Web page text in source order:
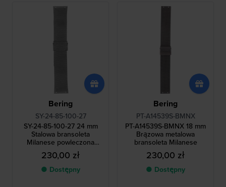
Bering
SY-24-85-100-27
SY-24-85-100-27 24 mm
Stalowa bransoleta
Milanese powleczona
ołowiem
230,00 zł
● Dostępny
Bering
PT-A14539S-BMNX
PT-A14539S-BMNX 18 mm
Brązowa metalowa
bransoleta Milanese
230,00 zł
● Dostępny